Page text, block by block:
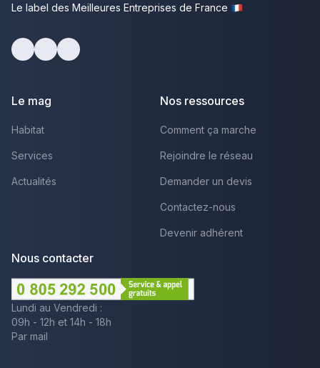
Le label des Meilleures Entreprises de France
Le mag
Habitat
Services
Actualités
Nos ressources
Comment ça marche
Rejoindre le réseau
Demander un devis
Contactez-nous
Devenir adhérent
Nous contacter
Lundi au Vendredi :
09h - 12h et 14h - 18h
Par mail